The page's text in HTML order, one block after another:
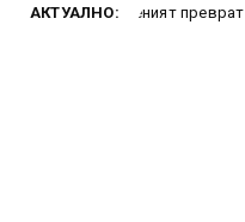
АКТУАЛНО:
преврат преобрази Турция